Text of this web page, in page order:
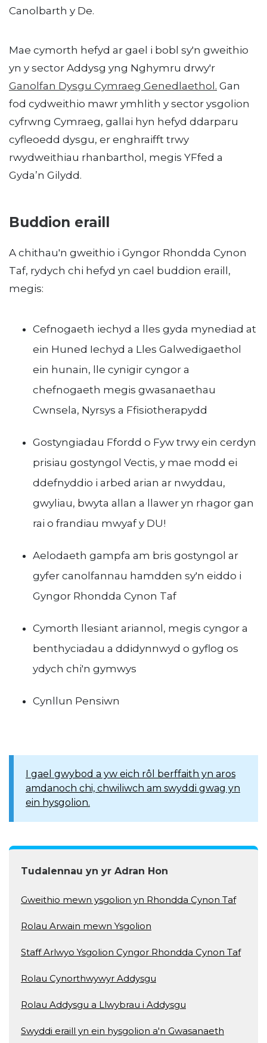
Canolbarth y De.
Mae cymorth hefyd ar gael i bobl sy'n gweithio
yn y sector Addysg yng Nghymru drwy'r
Ganolfan Dysgu Cymraeg Genedlaethol . Gan
fod cydweithio mawr ymhlith y sector ysgolion
cyfrwng Cymraeg, gallai hyn hefyd ddarparu
cyfleoedd dysgu, er enghraifft trwy
rwydweithiau rhanbarthol, megis YFfed a
Gyda’n Gilydd.
Buddion eraill
A chithau'n gweithio i Gyngor Rhondda Cynon
Taf, rydych chi hefyd yn cael buddion eraill,
megis:
Cefnogaeth iechyd a lles gyda mynediad at
ein Huned Iechyd a Lles Galwedigaethol
ein hunain, lle cynigir cyngor a
chefnogaeth megis gwasanaethau
Cwnsela, Nyrsys a Ffisiotherapydd
Gostyngiadau Ffordd o Fyw trwy ein cerdyn
prisiau gostyngol Vectis, y mae modd ei
ddefnyddio i arbed arian ar nwyddau,
gwyliau, bwyta allan a llawer yn rhagor gan
rai o frandiau mwyaf y DU!
Aelodaeth gampfa am bris gostyngol ar
gyfer canolfannau hamdden sy'n eiddo i
Gyngor Rhondda Cynon Taf
Cymorth llesiant ariannol, megis cyngor a
benthyciadau a ddidynnwyd o gyflog os
ydych chi'n gymwys
Cynllun Pensiwn
I gael gwybod a yw eich rôl berffaith yn aros
amdanoch chi, chwiliwch am swyddi gwag yn
ein hysgolion.
Tudalennau yn yr Adran Hon
Gweithio mewn ysgolion yn Rhondda Cynon Taf
Rolau Arwain mewn Ysgolion
Staff Arlwyo Ysgolion Cyngor Rhondda Cynon Taf
Rolau Cynorthwywyr Addysgu
Rolau Addysgu a Llwybrau i Addysgu
Swyddi eraill yn ein hysgolion a'n Gwasanaeth